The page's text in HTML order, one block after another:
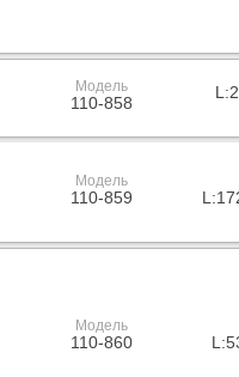
Модель
110-858
Модель
110-859
Модель
110-860